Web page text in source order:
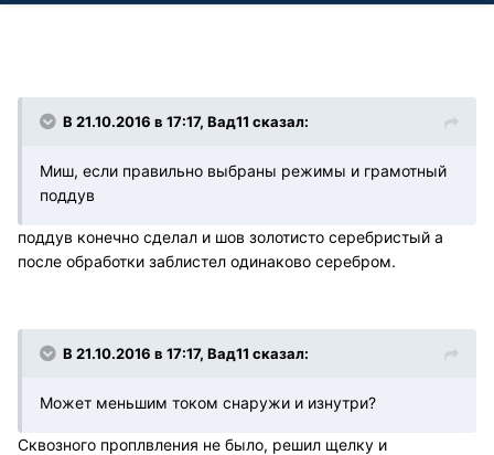
В 21.10.2016 в 17:17, Вад11 сказал:
Миш, если правильно выбраны режимы и грамотный
поддув
поддув конечно сделал и шов золотисто серебристый а
после обработки заблистел одинаково серебром.
В 21.10.2016 в 17:17, Вад11 сказал:
Может меньшим током снаружи и изнутри?
Сквозного проплвления не было, решил щелку и